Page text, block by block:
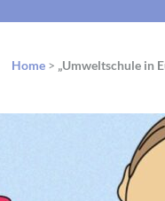
Home > „Umweltschule in